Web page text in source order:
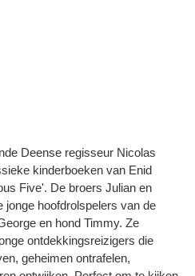
Deense regisseur Nicolas
kinderboeken van Enid
Five'. De broers Julian en
jonge hoofdrolspelers van de
en hond Timmy. Ze
ontdekkingsreizigers die
geheimen ontrafelen,